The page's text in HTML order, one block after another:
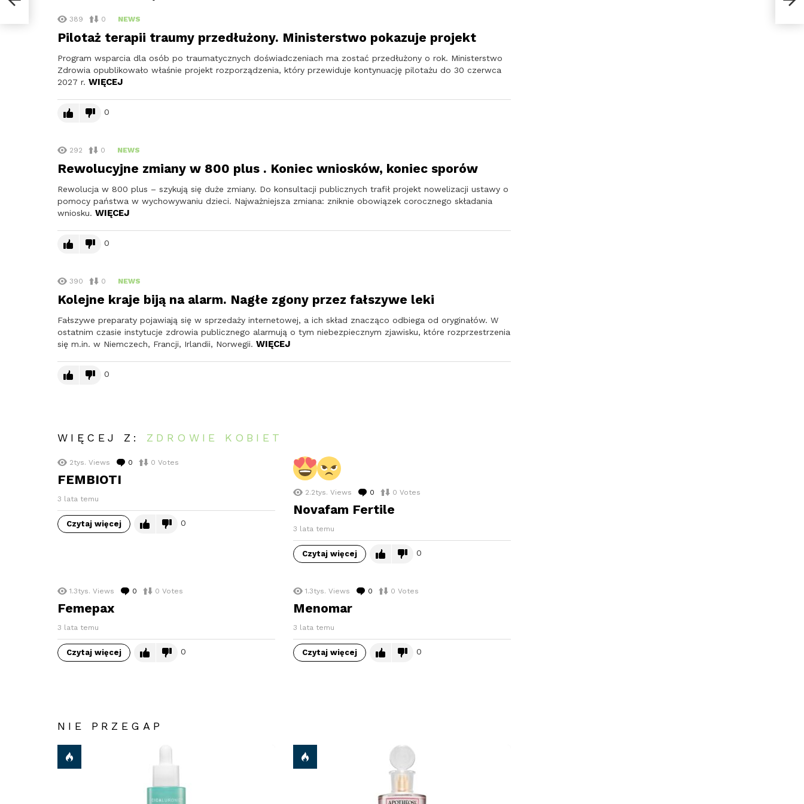
389 0 NEWS
Pilotaż terapii traumy przedłużony. Ministerstwo pokazuje projekt
Program wsparcia dla osób po traumatycznych doświadczeniach ma zostać przedłużony o rok. Ministerstwo
Zdrowia opublikowało właśnie projekt rozporządzenia, który przewiduje kontynuację pilotażu do 30 czerwca
2027 r. WIĘCEJ
0
292 0 NEWS
Rewolucyjne zmiany w 800 plus . Koniec wniosków, koniec sporów
Rewolucja w 800 plus – szykują się duże zmiany. Do konsultacji publicznych trafił projekt nowelizacji ustawy o
pomocy państwa w wychowywaniu dzieci. Najważniejsza zmiana: zniknie obowiązek corocznego składania
wniosku. WIĘCEJ
0
390 0 NEWS
Kolejne kraje biją na alarm. Nagłe zgony przez fałszywe leki
Fałszywe preparaty pojawiają się w sprzedaży internetowej, a ich skład znacząco odbiega od oryginałów. W
ostatnim czasie instytucje zdrowia publicznego alarmują o tym niebezpiecznym zjawisku, które rozprzestrzenia
się m.in. w Niemczech, Francji, Irlandii, Norwegii. WIĘCEJ
0
WIĘCEJ Z: ZDROWIE KOBIET
2tys. Views 0 komentarzy
0 Votes
FEMBIOTI
3 lata temu
Czytaj więcej 0
2.2tys. Views 0 komentarzy
0 Votes
Novafam Fertile
3 lata temu
Czytaj więcej 0
1.3tys. Views 0 komentarzy
0 Votes
Femepax
3 lata temu
Czytaj więcej 0
1.3tys. Views 0 komentarzy
0 Votes
Menomar
3 lata temu
Czytaj więcej 0
NIE PRZEGAP